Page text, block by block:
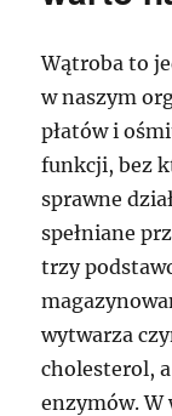
Wątroba to
w naszym
płatów i
funkcji, bez
sprawne
spełniane
trzy
wytwarza
cholesterol,
enzymów. W